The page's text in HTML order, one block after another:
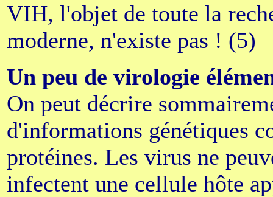
VIH, l'objet de toute la
moderne, n'existe pas ! (5)
Un peu de virologie
On peut décrire
d'informations génétiques
protéines. Les virus ne
infectent une cellule hôte